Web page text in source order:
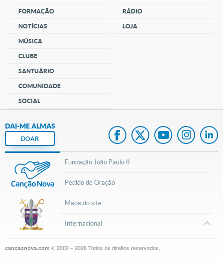
FORMAÇÃO
NOTÍCIAS
MÚSICA
CLUBE
SANTUÁRIO
COMUNIDADE
SOCIAL
RÁDIO
LOJA
DAI-ME ALMAS
DOAR
Fundação João Paulo II
Pedido de Oração
Mapa do site
Internacional
cancaonova.com © 2002 – 2026Todos os direitos reservados.